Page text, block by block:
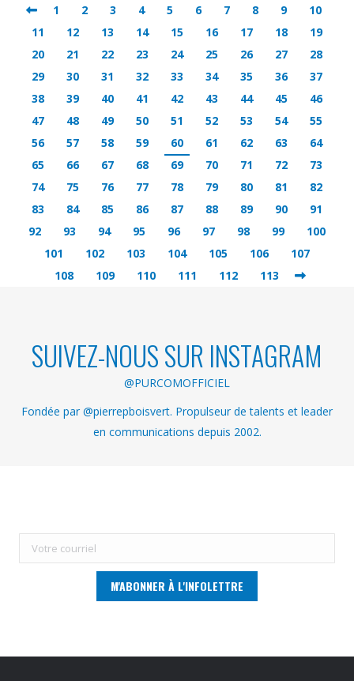
1 2 3 4 5 6 7 8 9
10
11
12 13 14 15 16 17 18
19
20
21 22 23 24 25 26 27
28
29
30 31 32 33 34 35 36
37
38
39 40 41 42 43 44 45
46
47
48 49 50 51 52 53 54
55
56
57 58 59 60 61 62 63
64
65
66 67 68 69 70 71 72
73
74
75 76 77 78 79 80 81
82
83
84 85 86 87 88 89 90
91
92
93 94 95 96 97 98 99
100
101
102 103 104 105 106
107
108
109 110 111 112 113
SUIVEZ-NOUS SUR INSTAGRAM
@PURCOMOFFICIEL
Fondée par @pierrepboisvert. Propulseur de talents et leader
en communications depuis 2002.